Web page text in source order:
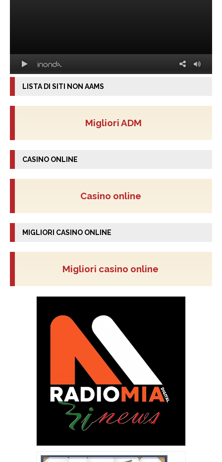
LISTA DI SITI NON AAMS
Migliori ADM
CASINO ONLINE
Casino online
MIGLIORI CASINO ONLINE
Migliori casino online